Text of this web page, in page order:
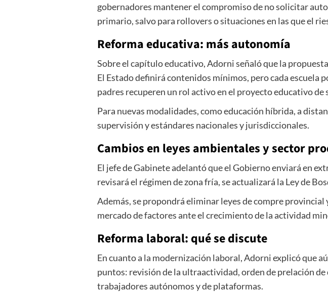
gobernadores mantener el compromiso de no solicitar
primario, salvo para rollovers o situaciones en las que el
Reforma educativa: más autonomía
Sobre el capítulo educativo, Adorni señaló que la
El Estado definirá contenidos mínimos, pero cada escuela
padres recuperen un rol activo en el proyecto educativo de
Para nuevas modalidades, como educación híbrida, a
supervisión y estándares nacionales y jurisdiccionales.
Cambios en leyes ambientales y sector
El jefe de Gabinete adelantó que el Gobierno enviará en
revisará el régimen de zona fría, se actualizará la Ley de
Además, se propondrá eliminar leyes de compre
mercado de factores ante el crecimiento de la actividad
Reforma laboral: qué se discute
En cuanto a la modernización laboral, Adorni explicó que
puntos: revisión de la ultraactividad, orden de prelación
trabajadores autónomos y de plataformas.